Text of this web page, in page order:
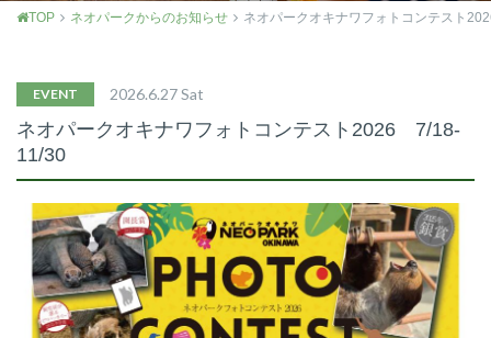
TOP ネオパークからのお知らせ ネオパークオキナワフォトコンテスト
EVENT 2026.6.27 Sat
ネオパークオキナワフォトコンテスト2026 7/18-
11/30